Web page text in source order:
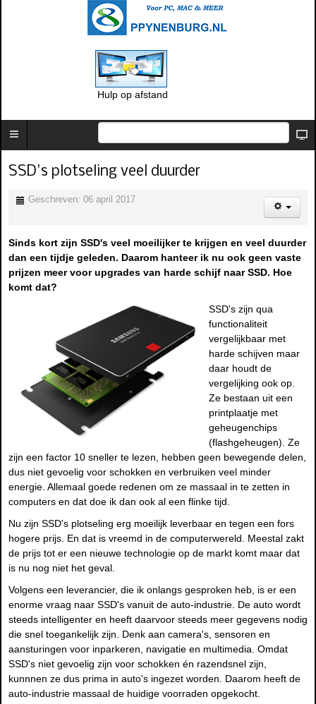
Hulp op afstand
SSD's plotseling veel duurder
Geschreven: 06 april 2017
Sinds kort zijn SSD's veel moeilijker te krijgen en veel duurder
dan een tijdje geleden. Daarom hanteer ik nu ook geen vaste
prijzen meer voor upgrades van harde schijf naar SSD. Hoe
komt dat?
SSD's zijn qua
functionaliteit
vergelijkbaar met
harde schijven maar
daar houdt de
vergelijking ook op.
Ze bestaan uit een
printplaatje met
geheugenchips
(flashgeheugen). Ze
zijn een factor 10 sneller te lezen, hebben geen bewegende delen,
dus niet gevoelig voor schokken en verbruiken veel minder
energie. Allemaal goede redenen om ze massaal in te zetten in
computers en dat doe ik dan ook al een flinke tijd.
Nu zijn SSD's plotseling erg moeilijk leverbaar en tegen een fors
hogere prijs. En dat is vreemd in de computerwereld. Meestal zakt
de prijs tot er een nieuwe technologie op de markt komt maar dat
is nu nog niet het geval.
Volgens een leverancier, die ik onlangs gesproken heb, is er een
enorme vraag naar SSD's vanuit de auto-industrie. De auto wordt
steeds intelligenter en heeft daarvoor steeds meer gegevens nodig
die snel toegankelijk zijn. Denk aan camera's, sensoren en
aansturingen voor inparkeren, navigatie en multimedia. Omdat
SSD's niet gevoelig zijn voor schokken én razendsnel zijn,
kunnnen ze dus prima in auto's ingezet worden. Daarom heeft de
auto-industrie massaal de huidige voorraden opgekocht.